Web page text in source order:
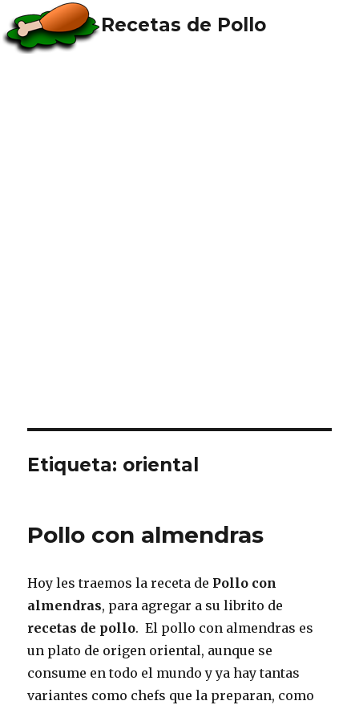
Recetas de Pollo
Etiqueta: oriental
Pollo con almendras
Hoy les traemos la receta de Pollo con
almendras, para agregar a su librito de
recetas de pollo. El pollo con almendras es
un plato de origen oriental, aunque se
consume en todo el mundo y ya hay tantas
variantes como chefs que la preparan, como